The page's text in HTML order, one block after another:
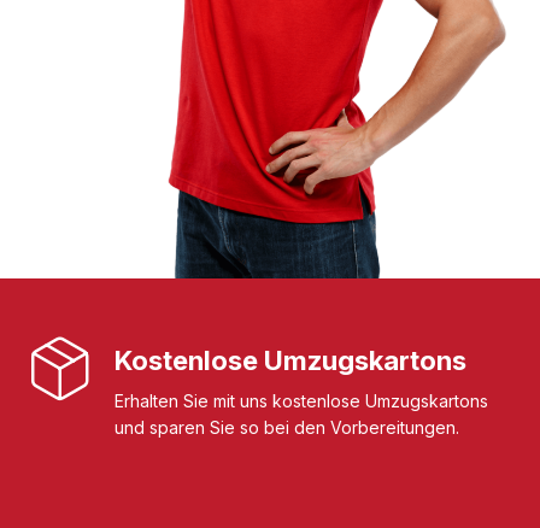
Kostenlose Umzugskartons
Erhalten Sie mit uns kostenlose Umzugskartons
und sparen Sie so bei den Vorbereitungen.